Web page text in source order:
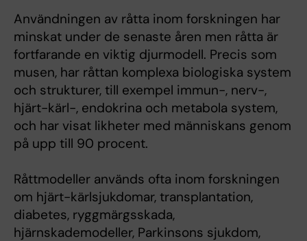
Användningen av råtta inom forskningen har
minskat under de senaste åren men råtta är
fortfarande en viktig djurmodell. Precis som
musen, har råttan komplexa biologiska system
och strukturer, till exempel immun-, nerv-,
hjärt-kärl-, endokrina och metabola system,
och har visat likheter med människans genom
på upp till 90 procent.
Råttmodeller används ofta inom forskningen
om hjärt-kärlsjukdomar, transplantation,
diabetes, ryggmärgsskada,
hjärnskademodeller, Parkinsons sjukdom,